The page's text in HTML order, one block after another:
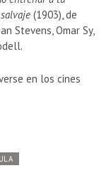
(1903), de
Stevens, Omar Sy,
en los cines